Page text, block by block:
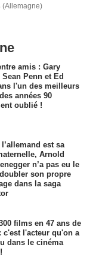
(Allemagne)
amis : Gary
Penn et Ed
l'un des meilleurs
années 90
oublié !
l’allemand est sa
Arnold
n’a pas eu le
son propre
dans la saga
films en 47 ans de
c'est l'acteur qu'on a
dans le cinéma